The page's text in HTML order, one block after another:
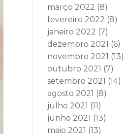
março 2022 (8)
fevereiro 2022 (8)
janeiro 2022 (7)
dezembro 2021 (6)
novembro 2021 (13)
outubro 2021 (7)
setembro 2021 (14)
agosto 2021 (8)
julho 2021 (11)
junho 2021 (13)
maio 2021 (13)